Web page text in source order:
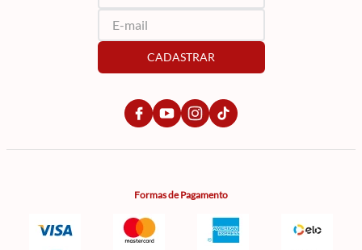
CADASTRAR
Formas de Pagamento